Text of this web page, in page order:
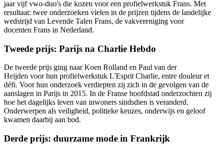
jaar vijf vwo-duo's die kozen voor een profielwerkstuk Frans. Met
resultaat: twee onderzoeken vielen in de prijzen tijdens de landelijke
wedstrijd van Levende Talen Frans, de vakvereniging voor
docenten Frans in Nederland.
Tweede prijs: Parijs na Charlie Hebdo
De tweede prijs ging naar Koen Rolland en Paul van der
Heijden voor hun profielwerkstuk L'Esprit Charlie, entre douleur et
défi. Voor hun onderzoek verdiepten zij zich in de gevolgen van de
aanslagen in Parijs in 2015. In de Franse hoofdstad onderzochten zij
hoe het dagelijks leven van inwoners sindsdien is veranderd.
Onderwerpen als veiligheid, politieke keuzes, onderwijs en geloof
kwamen daarbij aan bod.
Derde prijs: duurzame mode in Frankrijk